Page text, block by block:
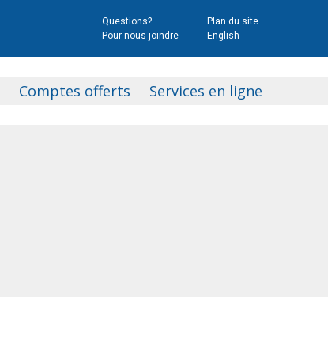
Questions?
Plan du site
Pour nous joindre
English
Comptes offerts Services en ligne